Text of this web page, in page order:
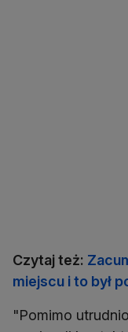
Czytaj też:
miejscu i to był
"Pomimo